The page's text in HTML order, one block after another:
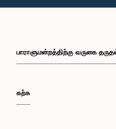
பி.ப. 1:18 - பி.ப. 1:25
பாராளுமன்றத்திற்கு வருகை
கற்க